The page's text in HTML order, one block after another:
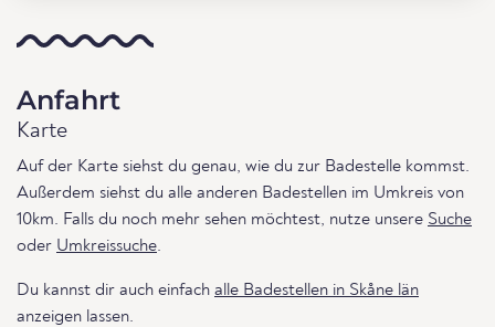
Anfahrt
Karte
Auf der Karte siehst du genau, wie du zur Badestelle kommst.
Außerdem siehst du alle anderen Badestellen im Umkreis von
10km. Falls du noch mehr sehen möchtest, nutze unsere Suche
oder Umkreissuche.
Du kannst dir auch einfach alle Badestellen in Skåne län
anzeigen lassen.